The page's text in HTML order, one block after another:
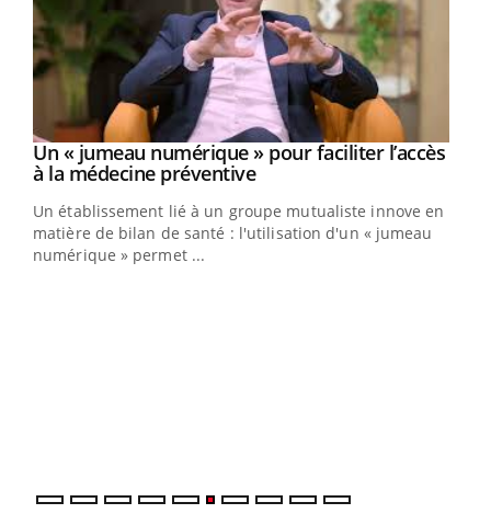
Youtube
Un « jumeau numérique » pour faciliter l’accès
à la médecine préventiveYoutube
Un établissement lié à un groupe mutualiste innove en
matière de bilan de santé : l'utilisation d'un « jumeau
numérique » permet ...